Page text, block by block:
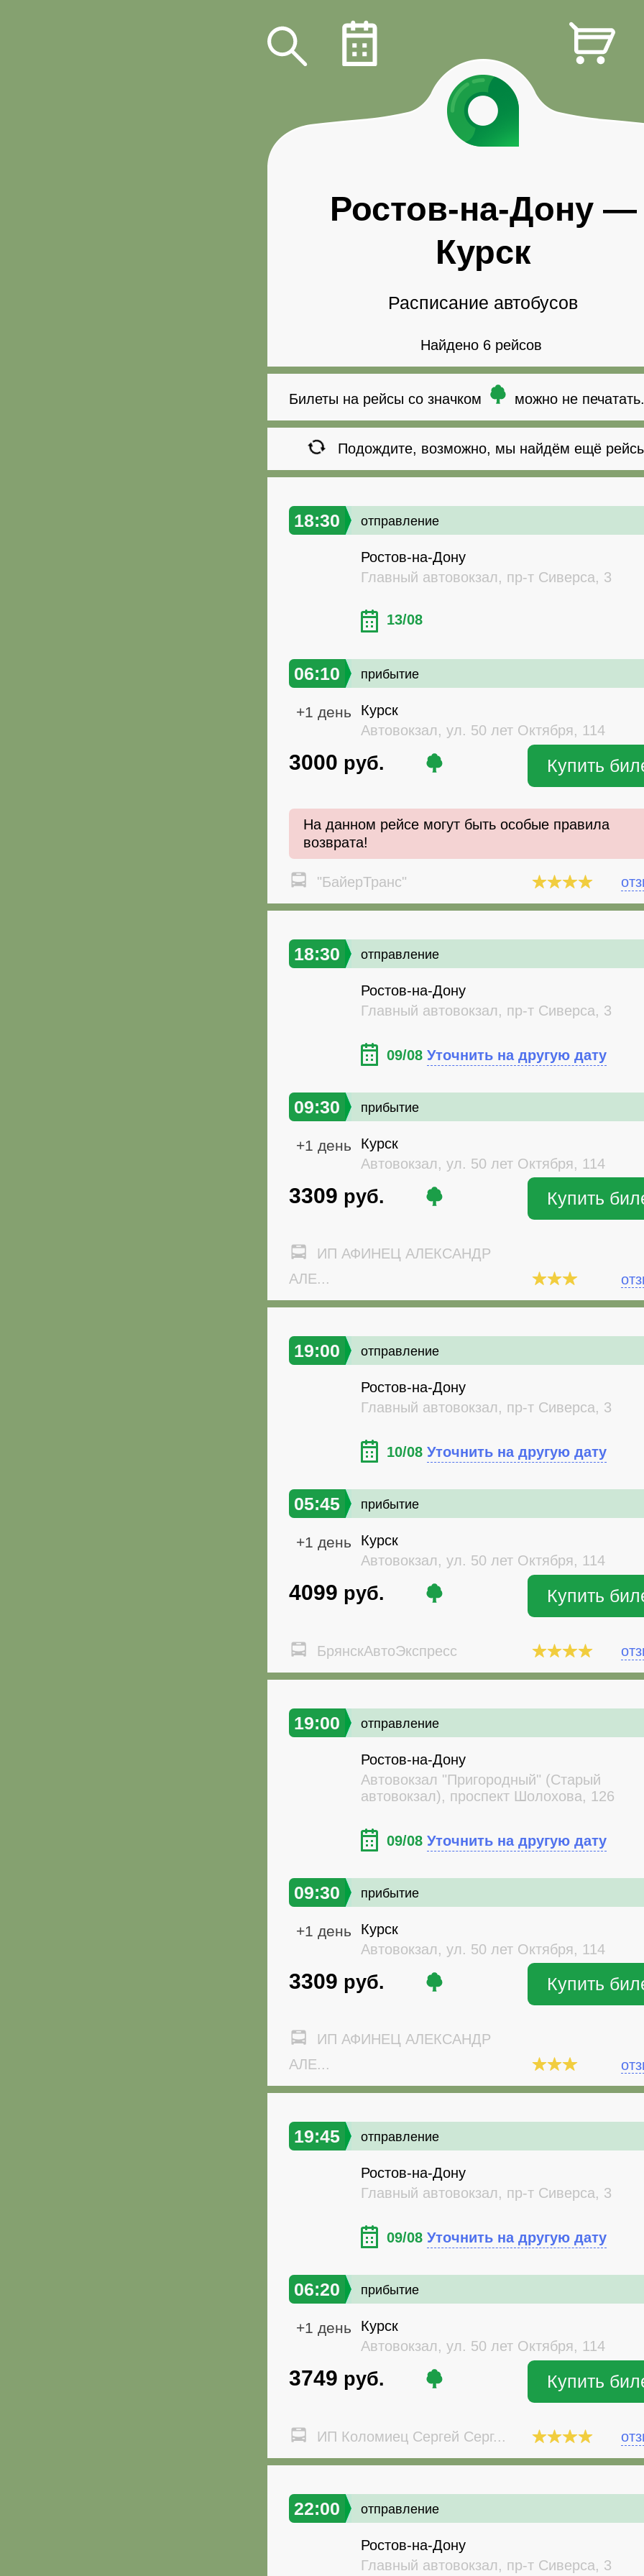
Ростов-на-Дону—
Курск
Расписание автобусов
Найдено 6 рейсов
Билеты на рейсы со значком можно не
Подождите, возможно, мы найдём ещё
18:30 отправление
Ростов-на-Дону
Главный автовокзал, пр-т Сиверса, 3
13/08
06:10 прибытие
+1 день
Курск
Автовокзал, ул. 50 лет Октября, 114
3000 руб. Купить
На данном рейсе могут быть особые правила
возврата!
"БайерТранс"
18:30 отправление
Ростов-на-Дону
Главный автовокзал, пр-т Сиверса, 3
09/08 Уточнить на другую дату
09:30 прибытие
+1 день
Курск
Автовокзал, ул. 50 лет Октября, 114
3309 руб. Купить
ИП АФИНЕЦ АЛЕКСАНДР
АЛЕ...
19:00 отправление
Ростов-на-Дону
Главный автовокзал, пр-т Сиверса, 3
10/08 Уточнить на другую дату
05:45 прибытие
+1 день
Курск
Автовокзал, ул. 50 лет Октября, 114
4099 руб. Купить
БрянскАвтоЭкспресс
19:00 отправление
Ростов-на-Дону
Автовокзал "Пригородный" (Старый
автовокзал), проспект Шолохова, 126
09/08 Уточнить на другую дату
09:30 прибытие
+1 день
Курск
Автовокзал, ул. 50 лет Октября, 114
3309 руб. Купить
ИП АФИНЕЦ АЛЕКСАНДР
АЛЕ...
19:45 отправление
Ростов-на-Дону
Главный автовокзал, пр-т Сиверса, 3
09/08 Уточнить на другую дату
06:20 прибытие
+1 день
Курск
Автовокзал, ул. 50 лет Октября, 114
3749 руб. Купить
ИП Коломиец Сергей Серг...
22:00 отправление
Ростов-на-Дону
Главный автовокзал, пр-т Сиверса, 3